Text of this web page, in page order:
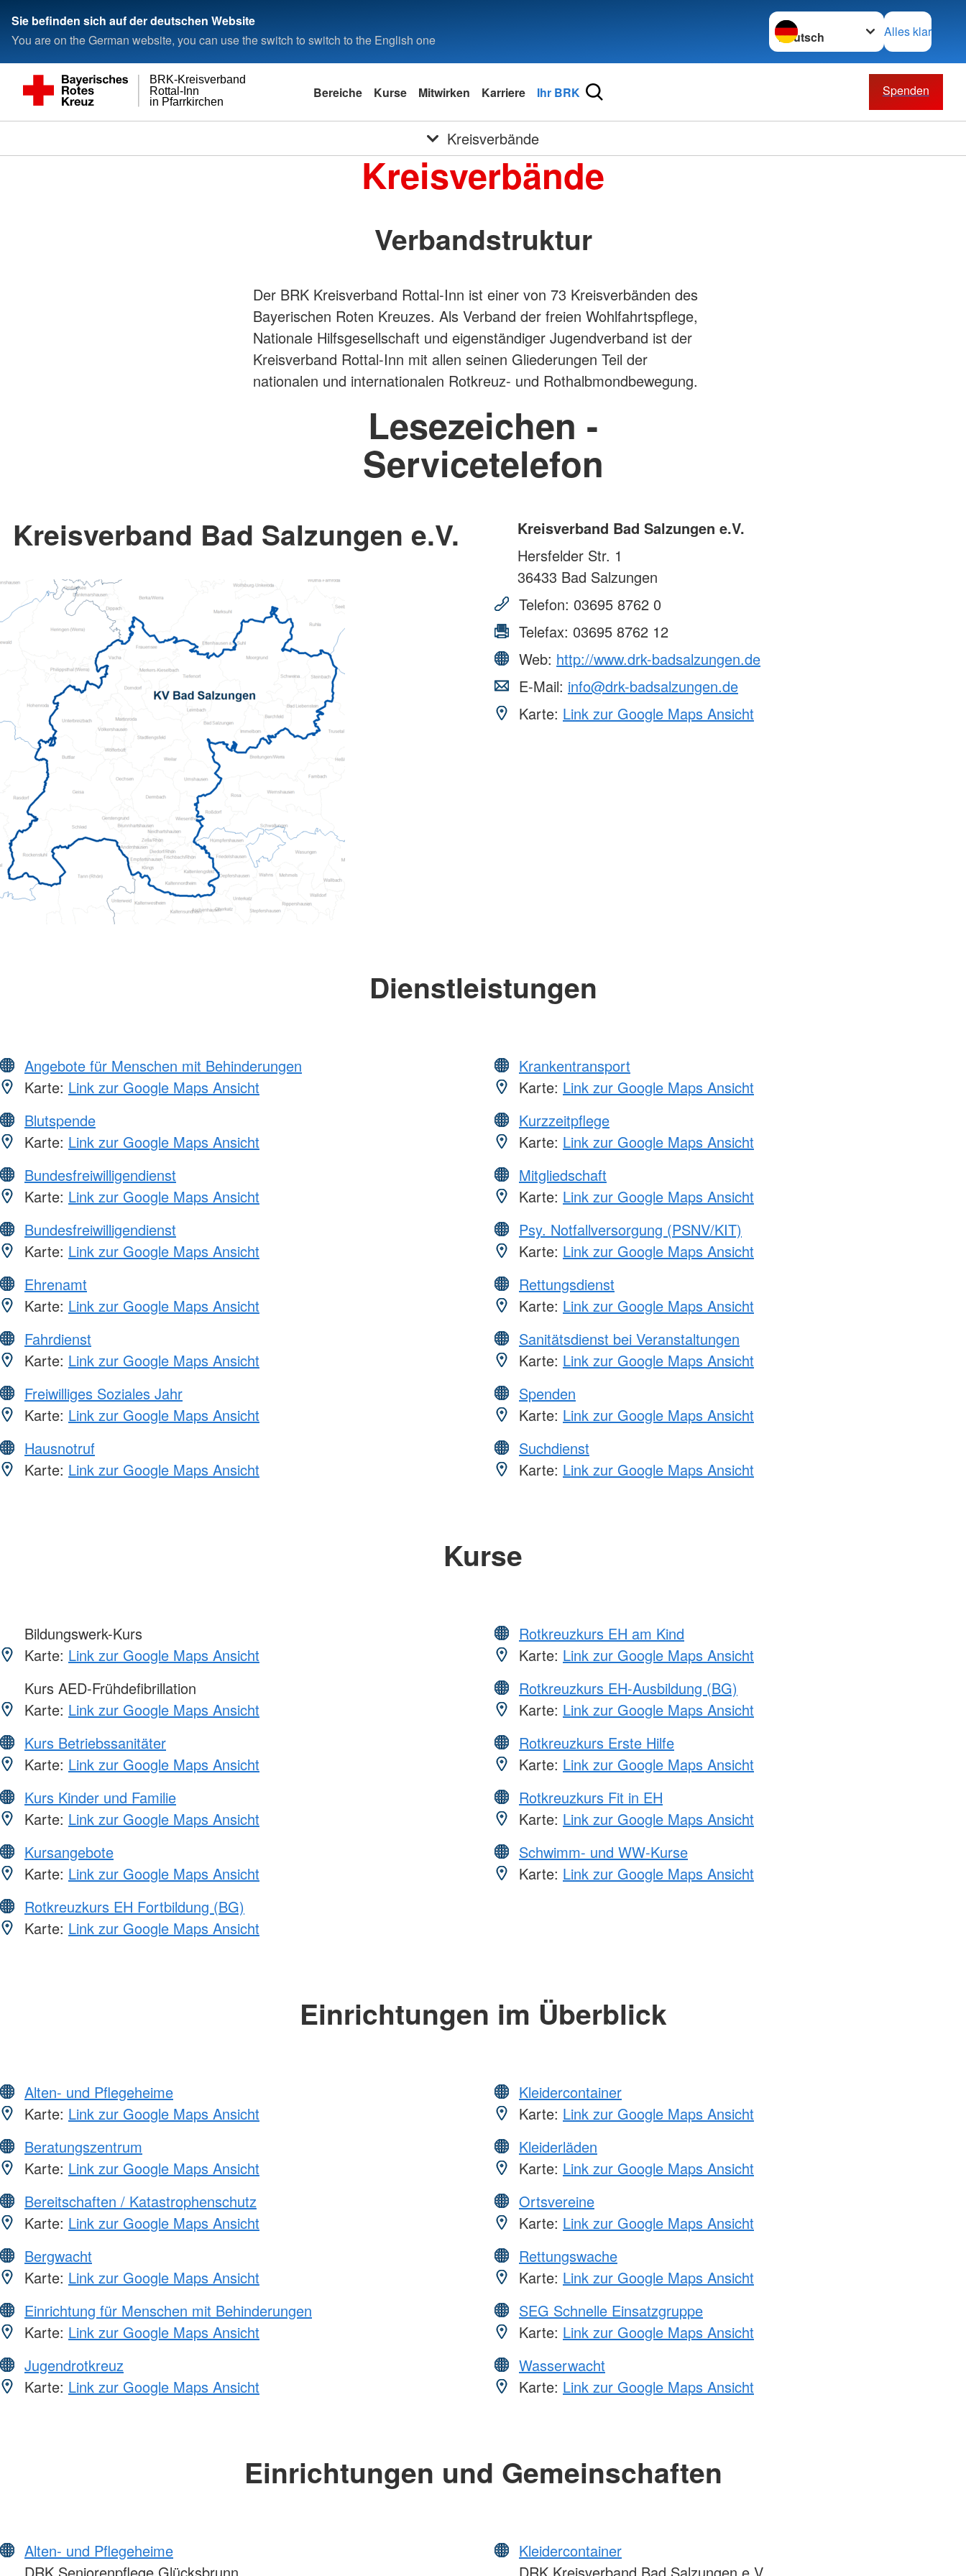
Sie befinden sich auf der deutschen Website
You are on the German website, you can use the switch to switch to the English one
Sprache wechseln zu
Alles klar
in Pfarrkirchen
Rottal-Inn
BRK-Kreisverband
Bereiche Kurse Mitwirken Karriere Ihr BRK Spenden
Kreisverbände
Kreisverbände
Verbandstruktur
Der BRK Kreisverband Rottal-Inn ist einer von 73 Kreisverbänden des
Bayerischen Roten Kreuzes. Als Verband der freien Wohlfahrtspflege,
Nationale Hilfsgesellschaft und eigenständiger Jugendverband ist der
Kreisverband Rottal-Inn mit allen seinen Gliederungen Teil der
nationalen und internationalen Rotkreuz- und Rothalbmondbewegung.
Lesezeichen -
Servicetelefon
Kreisverband Bad Salzungen e.V.
Kreisverband Bad Salzungen e.V.
Hersfelder Str. 1
36433 Bad Salzungen
Telefon: 03695 8762 0
Telefax: 03695 8762 12
Web: http://www.drk-badsalzungen.de
E-Mail: info@drk-badsalzungen.de
Karte: Link zur Google Maps Ansicht
Dienstleistungen
Angebote für Menschen mit Behinderungen
Karte: Link zur Google Maps Ansicht
Blutspende
Karte: Link zur Google Maps Ansicht
Bundesfreiwilligendienst
Karte: Link zur Google Maps Ansicht
Bundesfreiwilligendienst
Karte: Link zur Google Maps Ansicht
Ehrenamt
Karte: Link zur Google Maps Ansicht
Fahrdienst
Karte: Link zur Google Maps Ansicht
Freiwilliges Soziales Jahr
Karte: Link zur Google Maps Ansicht
Hausnotruf
Karte: Link zur Google Maps Ansicht
Krankentransport
Karte: Link zur Google Maps Ansicht
Kurzzeitpflege
Karte: Link zur Google Maps Ansicht
Mitgliedschaft
Karte: Link zur Google Maps Ansicht
Psy. Notfallversorgung (PSNV/KIT)
Karte: Link zur Google Maps Ansicht
Rettungsdienst
Karte: Link zur Google Maps Ansicht
Sanitätsdienst bei Veranstaltungen
Karte: Link zur Google Maps Ansicht
Spenden
Karte: Link zur Google Maps Ansicht
Suchdienst
Karte: Link zur Google Maps Ansicht
Kurse
Bildungswerk-Kurs
Karte: Link zur Google Maps Ansicht
Kurs AED-Frühdefibrillation
Karte: Link zur Google Maps Ansicht
Kurs Betriebssanitäter
Karte: Link zur Google Maps Ansicht
Kurs Kinder und Familie
Karte: Link zur Google Maps Ansicht
Kursangebote
Karte: Link zur Google Maps Ansicht
Rotkreuzkurs EH Fortbildung (BG)
Karte: Link zur Google Maps Ansicht
Rotkreuzkurs EH am Kind
Karte: Link zur Google Maps Ansicht
Rotkreuzkurs EH-Ausbildung (BG)
Karte: Link zur Google Maps Ansicht
Rotkreuzkurs Erste Hilfe
Karte: Link zur Google Maps Ansicht
Rotkreuzkurs Fit in EH
Karte: Link zur Google Maps Ansicht
Schwimm- und WW-Kurse
Karte: Link zur Google Maps Ansicht
Einrichtungen im Überblick
Alten- und Pflegeheime
Karte: Link zur Google Maps Ansicht
Beratungszentrum
Karte: Link zur Google Maps Ansicht
Bereitschaften / Katastrophenschutz
Karte: Link zur Google Maps Ansicht
Bergwacht
Karte: Link zur Google Maps Ansicht
Einrichtung für Menschen mit Behinderungen
Karte: Link zur Google Maps Ansicht
Jugendrotkreuz
Karte: Link zur Google Maps Ansicht
Kleidercontainer
Karte: Link zur Google Maps Ansicht
Kleiderläden
Karte: Link zur Google Maps Ansicht
Ortsvereine
Karte: Link zur Google Maps Ansicht
Rettungswache
Karte: Link zur Google Maps Ansicht
SEG Schnelle Einsatzgruppe
Karte: Link zur Google Maps Ansicht
Wasserwacht
Karte: Link zur Google Maps Ansicht
Einrichtungen und Gemeinschaften
Alten- und Pflegeheime
Kleidercontainer